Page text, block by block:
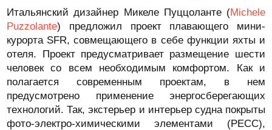
Итальянский дизайнер Микеле Пуццоланте (Michele
Puzzolante) предложил проект плавающего мини-
курорта SFR, совмещающего в себе функции яхты и
отеля. Проект предусматривает размещение шести
человек со всем необходимым комфортом. Как и
полагается современным проектам, в нем
предусмотрено применение энергосберегающих
технологий. Так, экстерьер и интерьер судна покрыты
фото-электро-химическими элементами (PECC),